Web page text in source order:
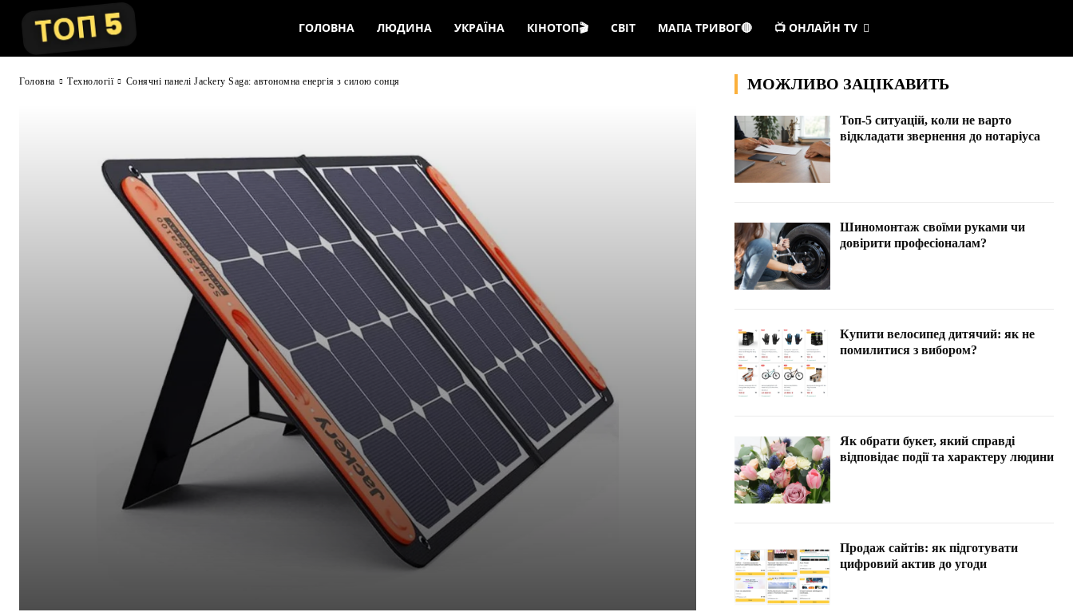
ГОЛОВНА ЛЮДИНА УКРАЇНА КІНОТОП🎬 СВІТ МАПА ТРИВОГ🔴 📺 ОНЛАЙН TV
Головна Технології Сонячні панелі Jackery Saga: автономна енергія з силою сонця МОЖЛИВО ЗАЦІКАВИТЬ
Топ-5 ситуацій, коли не варто
відкладати звернення до нотаріуса
Шиномонтаж своїми руками чи
довірити професіоналам?
Купити велосипед дитячий: як не
помилитися з вибором?
Як обрати букет, який справді
відповідає події та характеру людини
Продаж сайтів: як підготувати
цифровий актив до угоди